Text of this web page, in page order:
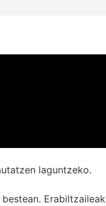
laguntzeko.